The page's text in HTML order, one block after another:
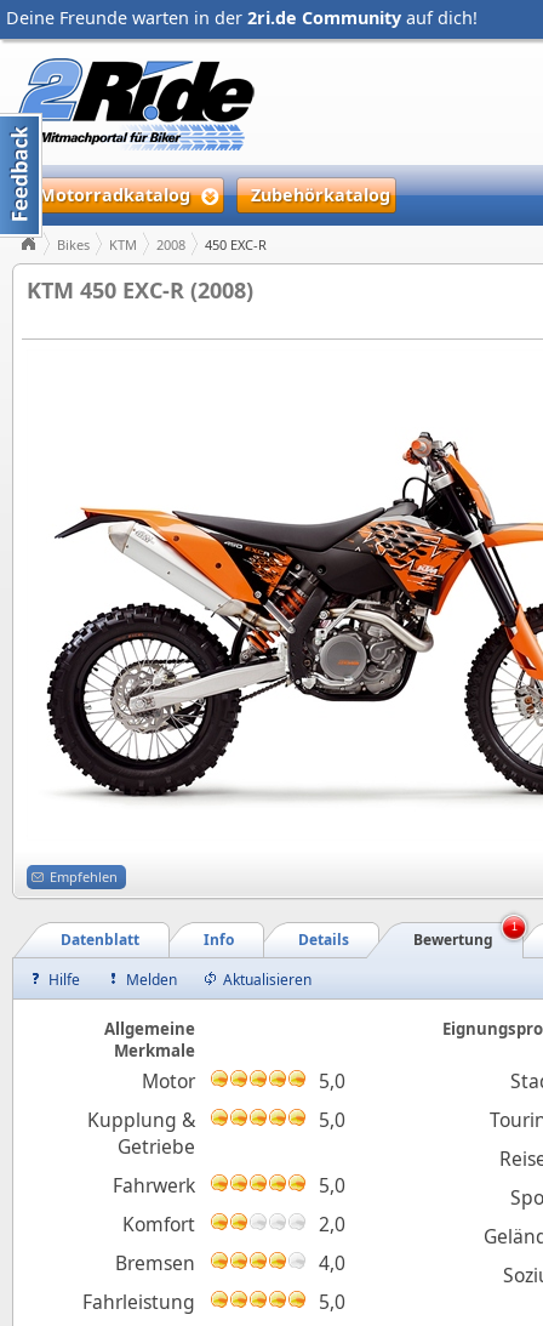
Deine Freunde warten in der 2ri.de Community auf dich!
Motorradkatalog Zubehörkatalog
Bikes KTM 2008 450 EXC-R
KTM 450 EXC-R (2008)
Empfehlen
Bewertung
Details
Info
Datenblatt
1
Hilfe Melden Aktualisieren
Allgemeine
Merkmale
Motor
5,0
Kupplung &
Getriebe
5,0
Fahrwerk
5,0
Komfort
2,0
Bremsen
4,0
Fahrleistung
5,0